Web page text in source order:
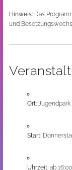
Hinweis: Das
und
Ort:Jugendpark
Start:
Uhrzeit:ab